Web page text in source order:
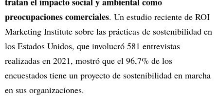
preocupaciones comerciales. Un estudio reciente de ROI
Marketing Institute sobre las prácticas de sostenibilidad en
los Estados Unidos, que involucró 581 entrevistas
realizadas en 2021, mostró que el 96,7% de los
encuestados tiene un proyecto de sostenibilidad en marcha
en sus organizaciones.